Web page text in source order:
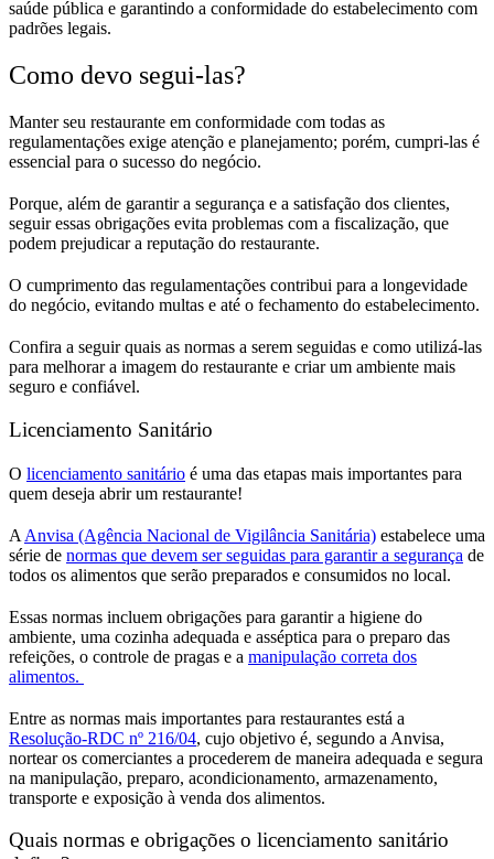
saúde pública e garantindo a conformidade do estabelecimento com
padrões legais.
Como devo segui-las?
Manter seu restaurante em conformidade com todas as
regulamentações exige atenção e planejamento; porém, cumpri-las é
essencial para o sucesso do negócio.
Porque, além de garantir a segurança e a satisfação dos clientes,
seguir essas obrigações evita problemas com a fiscalização, que
podem prejudicar a reputação do restaurante.
O cumprimento das regulamentações contribui para a longevidade
do negócio, evitando multas e até o fechamento do estabelecimento.
Confira a seguir quais as normas a serem seguidas e como utilizá-las
para melhorar a imagem do restaurante e criar um ambiente mais
seguro e confiável.
Licenciamento Sanitário
O licenciamento sanitário é uma das etapas mais importantes para
quem deseja abrir um restaurante!
A Anvisa (Agência Nacional de Vigilância Sanitária) estabelece uma
série de normas que devem ser seguidas para garantir a segurança de
todos os alimentos que serão preparados e consumidos no local.
Essas normas incluem obrigações para garantir a higiene do
ambiente, uma cozinha adequada e asséptica para o preparo das
refeições, o controle de pragas e a manipulação correta dos
alimentos.
Entre as normas mais importantes para restaurantes está a
Resolução-RDC nº 216/04, cujo objetivo é, segundo a Anvisa,
nortear os comerciantes a procederem de maneira adequada e segura
na manipulação, preparo, acondicionamento, armazenamento,
transporte e exposição à venda dos alimentos.
Quais normas e obrigações o licenciamento sanitário